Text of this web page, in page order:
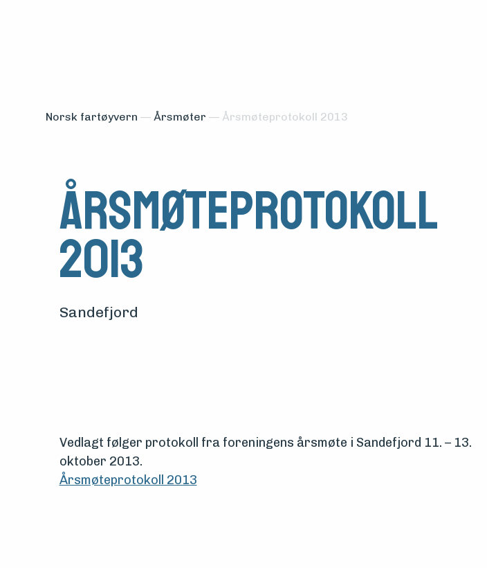
Medlemsfartøy
Søk
foreningen
Norsk fartøyvern — Årsmøter — Årsmøteprotokoll 2013
Årsmøteprotokoll
2013
Sandefjord
Vedlagt følger protokoll fra foreningens årsmøte i Sandefjord 11. – 13.
oktober 2013.
Årsmøteprotokoll 2013